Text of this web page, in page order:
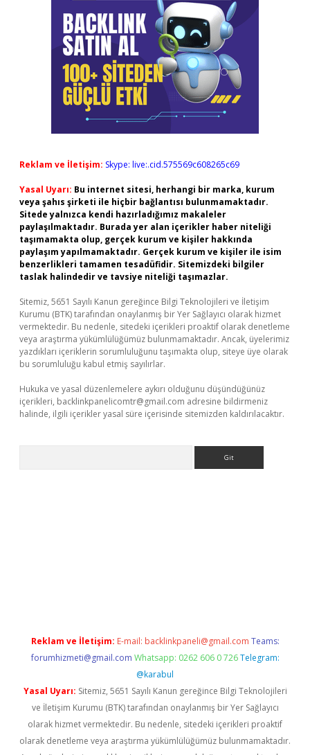
Reklam ve İletişim: Skype: live:.cid.575569c608265c69
Yasal Uyarı: Bu internet sitesi, herhangi bir marka, kurum
veya şahıs şirketi ile hiçbir bağlantısı bulunmamaktadır.
Sitede yalnızca kendi hazırladığımız makaleler
paylaşılmaktadır. Burada yer alan içerikler haber niteliği
taşımamakta olup, gerçek kurum ve kişiler hakkında
paylaşım yapılmamaktadır. Gerçek kurum ve kişiler ile isim
benzerlikleri tamamen tesadüfidir. Sitemizdeki bilgiler
taslak halindedir ve tavsiye niteliği taşımazlar.
Sitemiz, 5651 Sayılı Kanun gereğince Bilgi Teknolojileri ve İletişim
Kurumu (BTK) tarafından onaylanmış bir Yer Sağlayıcı olarak hizmet
vermektedir. Bu nedenle, sitedeki içerikleri proaktif olarak denetleme
veya araştırma yükümlülüğümüz bulunmamaktadır. Ancak, üyelerimiz
yazdıkları içeriklerin sorumluluğunu taşımakta olup, siteye üye olarak
bu sorumluluğu kabul etmiş sayılırlar.
Hukuka ve yasal düzenlemelere aykırı olduğunu düşündüğünüz
içerikleri, backlinkpanelicomtr@gmail.com adresine bildirmeniz
halinde, ilgili içerikler yasal süre içerisinde sitemizden kaldırılacaktır.
Reklam ve İletişim: E-mail: backlinkpaneli@gmail.com Teams:
forumhizmeti@gmail.com Whatsapp: 0262 606 0 726 Telegram:
@karabul
Yasal Uyarı: Sitemiz, 5651 Sayılı Kanun gereğince Bilgi Teknolojileri
ve İletişim Kurumu (BTK) tarafından onaylanmış bir Yer Sağlayıcı
olarak hizmet vermektedir. Bu nedenle, sitedeki içerikleri proaktif
olarak denetleme veya araştırma yükümlülüğümüz bulunmamaktadır.